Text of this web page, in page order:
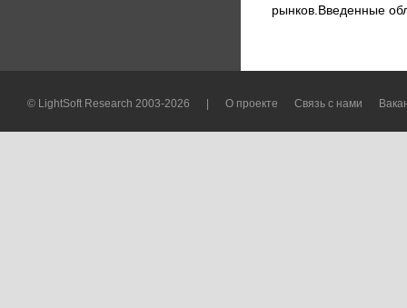
рынков.Введенные
© LightSoft Research 2003-2026 О проекте Связь с нами